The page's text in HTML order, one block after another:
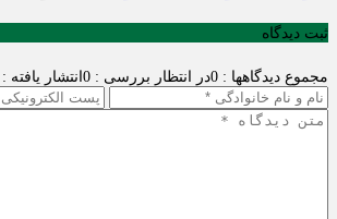
ثبت دیدگاه
مجموع دیدگاهها : 0 در انتظار بررسی : 0 انتشار یافته : 0